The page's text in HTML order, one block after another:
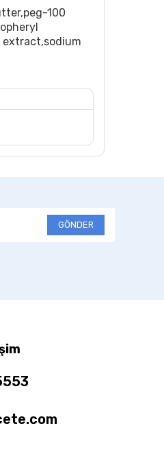
100
extract,sodium
GÖNDER